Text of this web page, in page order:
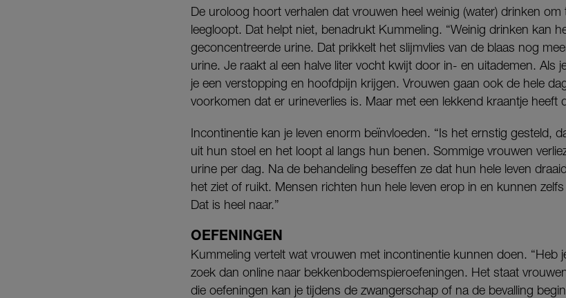
De uroloog hoort verhalen dat vrouwen heel weinig (water) drinken
leegloopt. Dat helpt niet, benadrukt Kummeling. “Weinig drinken kan
geconcentreerde urine. Dat prikkelt het slijmvlies van de blaas nog
urine. Je raakt al een halve liter vocht kwijt door in- en uitademen. Als
je een verstopping en hoofdpijn krijgen. Vrouwen gaan ook de hele
voorkomen dat er urineverlies is. Maar met een lekkend kraantje heeft
Incontinentie kan je leven enorm beïnvloeden. “Is het ernstig gesteld,
uit hun stoel en het loopt al langs hun benen. Sommige vrouwen
urine per dag. Na de behandeling beseffen ze dat hun hele leven
het ziet of ruikt. Mensen richten hun hele leven erop in en kunnen
Dat is heel naar.”
OEFENINGEN
Kummeling vertelt wat vrouwen met incontinentie kunnen doen. “Heb
zoek dan online naar bekkenbodemspieroefeningen. Het staat
die oefeningen kan je tijdens de zwangerschap of na de bevalling